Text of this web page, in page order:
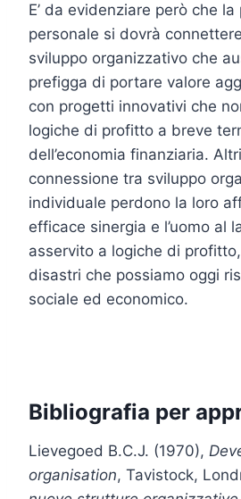
E’ da evidenziare però che
personale si dovrà
sviluppo organizzativo che
prefigga di portare valore
con progetti innovativi che
logiche di profitto a breve
dell’economia finanziaria.
connessione tra sviluppo
individuale perdono la loro
efficace sinergia e l’uomo al
asservito a logiche di
disastri che possiamo oggi
sociale ed economico.
Bibliografia per
Lievegoed B.C.J. (1970),
organisation, Tavistock,